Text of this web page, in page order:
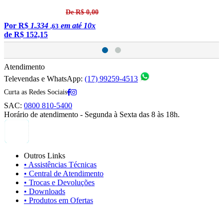
De R$ 0,00
Por R$ 1.334 ,63 em até 10x
de R$ 152,15
Atendimento
Televendas e WhatsApp: (17) 99259-4513
Curta as Redes Sociais
SAC: 0800 810-5400
Horário de atendimento - Segunda à Sexta das 8 às 18h.
Outros Links
• Assistências Técnicas
• Central de Atendimento
• Trocas e Devoluções
• Downloads
• Produtos em Ofertas